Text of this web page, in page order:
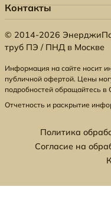
Контакты
© 2014-2026
труб ПЭ / ПНД в Москве
Информация на сайте носит
публичной офертой. Цены
подробностей обращайтесь
Отчетность и раскрытие
Политика
Согласие на